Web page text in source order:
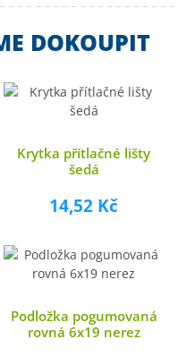
DOKOUPIT
Krytka přítlačné lišty
šedá
14,52 Kč
Podložka pogumovaná
rovná 6x19 nerez